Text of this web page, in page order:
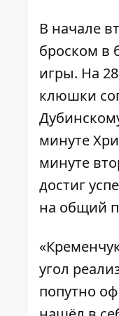
В начале
броском в
игры. На
клюшки
минуте
минуте
достиг
на общий
угол
попутно